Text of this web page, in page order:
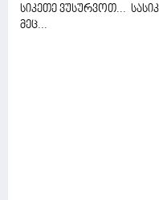
სიკეთე ვუსურვოთ...
მეც...